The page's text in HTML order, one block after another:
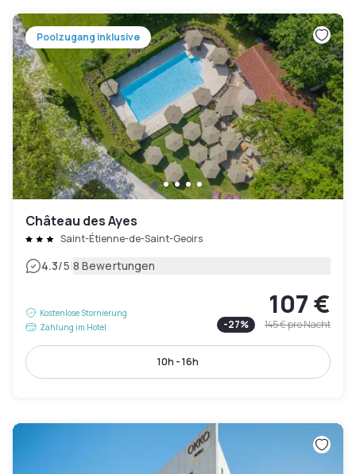
Poolzugang inklusive
Château des Ayes
Saint-Étienne-de-Saint-Geoirs
4.3/5|8 Bewertungen
Kostenlose Stornierung
Zahlung im Hotel
107 €
-27% 145 €pro Nacht
10h - 16h